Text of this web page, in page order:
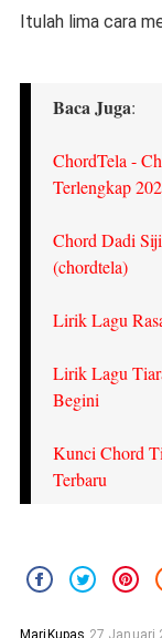
Itulah lima cara
Baca Juga:
ChordTela -
Terlengkap
Chord Dadi
(chordtela)
Lirik Lagu
Lirik Lagu
Begini
Kunci Chord
Terbaru
MariKupas 27 Januari